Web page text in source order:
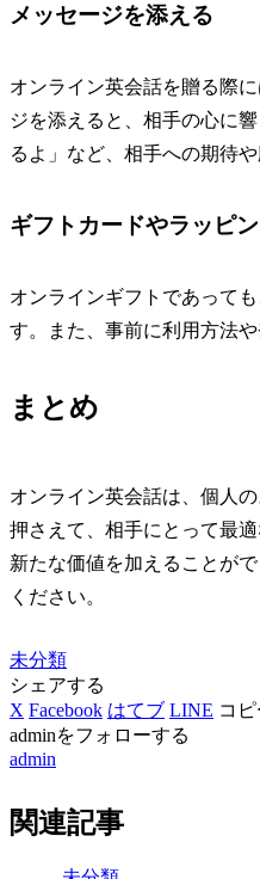
メッセージを添える
オンライン英会話を贈る際
ジを添えると、相手の心に
るよ」など、相手への期待
ギフトカードやラッピ
オンラインギフトであって
す。また、事前に利用方法
まとめ
オンライン英会話は、個人
押さえて、相手にとって最
新たな価値を加えることが
ください。
未分類
シェアする
X Facebook はてブ LINE コピ
adminをフォローする
admin
関連記事